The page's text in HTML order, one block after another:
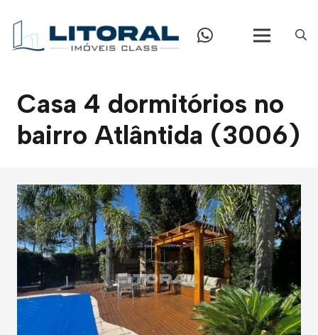
Casa 4 dormitórios no
bairro Atlântida (3006)